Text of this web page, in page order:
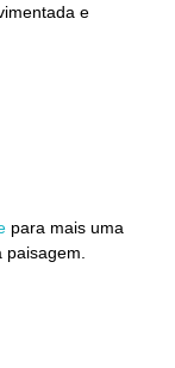
e
para mais uma